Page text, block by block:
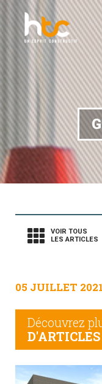
VOIR TOUS
LES ARTICLES
05 JUILLET 2021
Découvrez
D'ARTICLES